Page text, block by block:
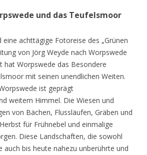
und das Teufelsmoor
achttägige Fotoreise des „Grünen
von Jörg Weyde nach Worpswede
hat Worpswede das Besondere
mit seinen unendlichen Weiten.
ist geprägt
weitem Himmel. Die Wiesen und
von Bächen, Flussläufen, Gräben und
für Frühnebel und einmalige
Diese Landschaften, die sowohl
auch bis heute nahezu unberührte und